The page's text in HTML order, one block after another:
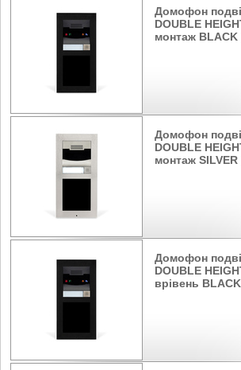
Домофон
DOUBLE
монтаж BLACK
Домофон
DOUBLE
монтаж SILVER
Домофон
DOUBLE
врівень